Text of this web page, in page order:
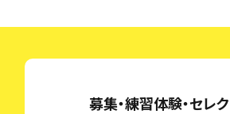
募集・練習体験・セレ